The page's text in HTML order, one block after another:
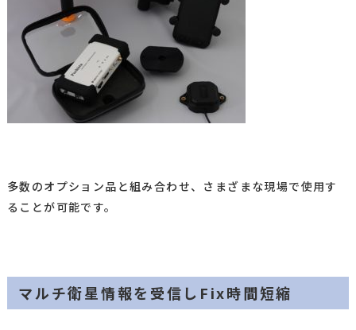
多数のオプション品と組み合わせ、さまざまな現場で使用す
ることが可能です。
マルチ衛星情報を受信しFix時間短縮